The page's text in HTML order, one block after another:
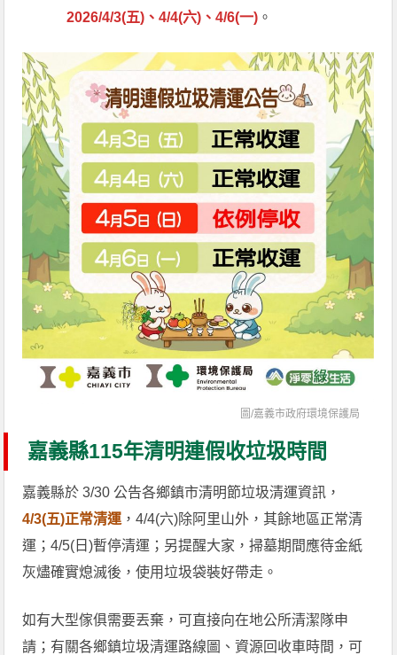
2026/4/3(五)、4/4(六)、4/6(一) 。
圖/嘉義市政府環境保護局
嘉義縣115年清明連假收垃圾時間
嘉義縣於 3/30 公告各鄉鎮市清明節垃圾清運資訊，
4/3(五)正常清運 ，4/4(六)除阿里山外，其餘地區正常清
運；4/5(日)暫停清運；另提醒大家，掃墓期間應待金紙
灰燼確實熄滅後，使用垃圾袋裝好帶走。
如有大型傢俱需要丟棄，可直接向在地公所清潔隊申
請；有關各鄉鎮垃圾清運路線圖、資源回收車時間，可